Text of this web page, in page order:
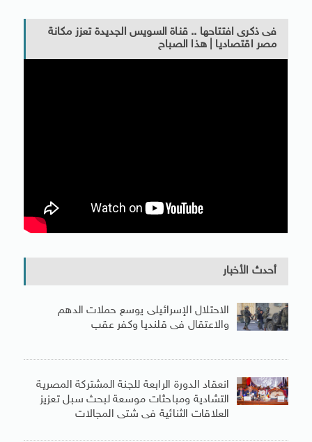
فى ذكرى افتتاحها .. قناة السويس الجديدة تعزز مكانة
مصر اقتصاديا | هذا الصباح
أحدث الأخبار
الاحتلال الإسرائيلى يوسع حملات الدهم
والاعتقال فى قلنديا وكفر عقب
انعقاد الدورة الرابعة للجنة المشتركة المصرية
التشادية ومباحثات موسعة لبحث سبل تعزيز
العلاقات الثنائية فى شتى المجالات